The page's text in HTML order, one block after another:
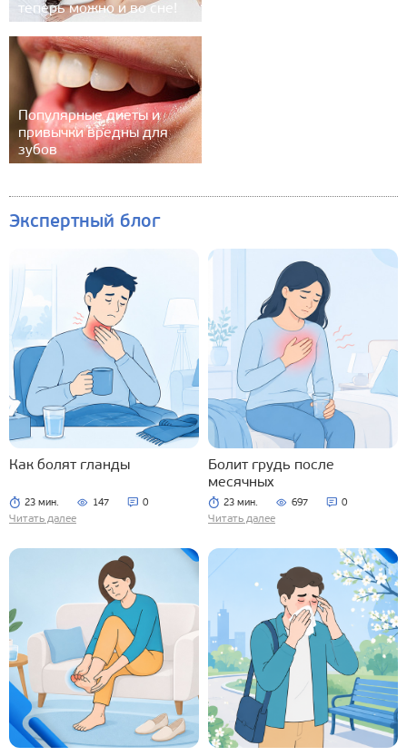
теперь можно и во сне!
Популярные диеты и
привычки вредны для
зубов
Экспертный блог
Как болят гланды
23 мин. 147 0
Читать далее
Болит грудь после
месячных
23 мин. 697 0
Читать далее